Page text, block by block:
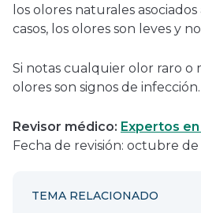
los olores naturales
casos, los olores son leves y
Si notas cualquier olor raro o
olores son signos de infección.
Revisor médico: Expertos
Fecha de revisión: octubre
TEMA RELACIONADO